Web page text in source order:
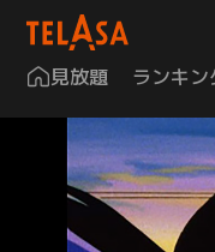
見放題 ランキン